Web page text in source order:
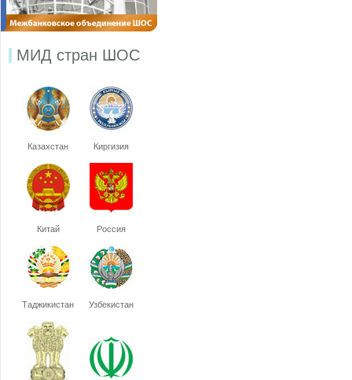
МИД стран ШОС
Казахстан Киргизия
Китай Россия
Таджикистан Узбекистан